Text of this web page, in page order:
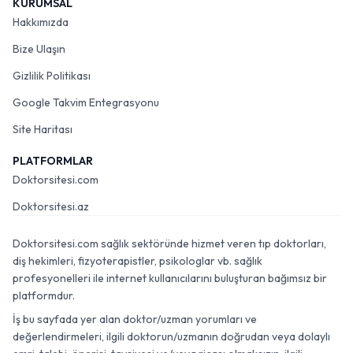
KURUMSAL
Hakkımızda
Bize Ulaşın
Gizlilik Politikası
Google Takvim Entegrasyonu
Site Haritası
PLATFORMLAR
Doktorsitesi.com
Doktorsitesi.az
Doktorsitesi.com sağlık sektöründe hizmet veren tıp doktorları,
diş hekimleri, fizyoterapistler, psikologlar vb. sağlık
profesyonelleri ile internet kullanıcılarını buluşturan bağımsız bir
platformdur.
İş bu sayfada yer alan doktor/uzman yorumları ve
değerlendirmeleri, ilgili doktorun/uzmanın doğrudan veya dolaylı